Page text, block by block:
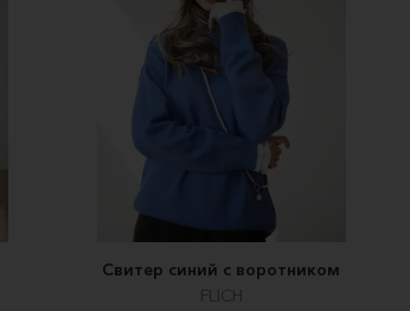
Свитер синий с воротником
FLICH